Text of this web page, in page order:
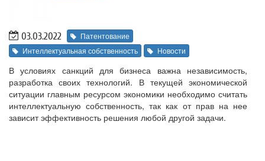
03.03.2022
Патентование
Интеллектуальная собственность
Новости
В условиях санкций для бизнеса важна независимость,
разработка своих технологий. В текущей экономической
ситуации главным ресурсом экономики необходимо считать
интеллектуальную собственность, так как от прав на нее
зависит эффективность решения любой другой задачи.